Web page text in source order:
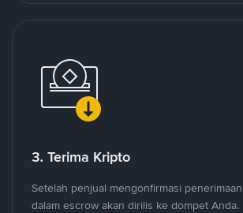
3. Terima Kripto
Setelah penjual mengonfirmasi
dalam escrow akan dirilis ke dompet Anda.